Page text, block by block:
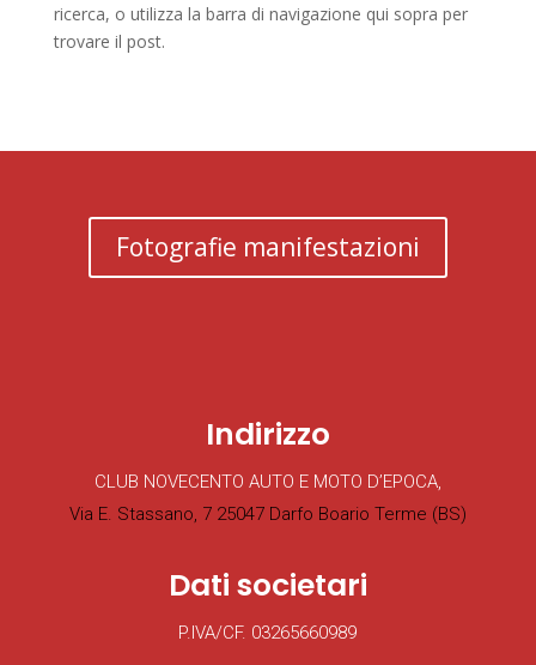
ricerca, o utilizza la barra di navigazione qui sopra per
trovare il post.
Fotografie manifestazioni
Indirizzo
CLUB NOVECENTO AUTO E MOTO D’EPOCA,
Via E. Stassano, 7 25047 Darfo Boario Terme (BS)
Dati societari
P.IVA/CF. 03265660989